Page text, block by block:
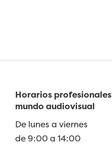
Horarios profesionales
mundo audiovisual
De lunes a viernes
de 9:00 a 14:00